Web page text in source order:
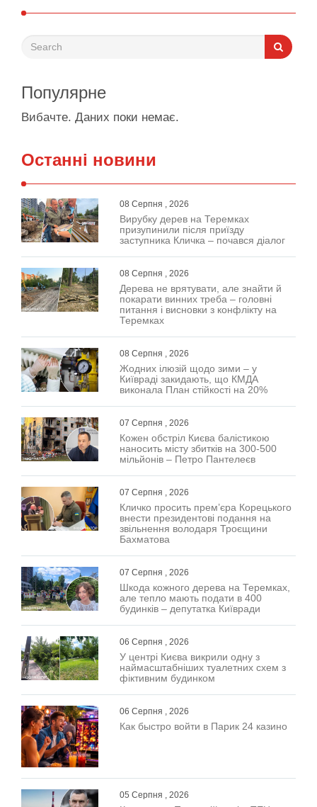
Популярне
Вибачте. Даних поки немає.
Останні новини
08 Серпня , 2026
Вирубку дерев на Теремках
призупинили після приїзду
заступника Кличка – почався діалог
08 Серпня , 2026
Дерева не врятувати, але знайти й
покарати винних треба – головні
питання і висновки з конфлікту на
Теремках
08 Серпня , 2026
Жодних ілюзій щодо зими – у
Київраді закидають, що КМДА
виконала План стійкості на 20%
07 Серпня , 2026
Кожен обстріл Києва балістикою
наносить місту збитків на 300-500
мільйонів – Петро Пантелеєв
07 Серпня , 2026
Кличко просить прем’єра Корецького
внести президентові подання на
звільнення володаря Троєщини
Бахматова
07 Серпня , 2026
Шкода кожного дерева на Теремках,
але тепло мають подати в 400
будинків – депутатка Київради
06 Серпня , 2026
У центрі Києва викрили одну з
наймасштабніших туалетних схем з
фіктивним будинком
06 Серпня , 2026
Как быстро войти в Парик 24 казино
05 Серпня , 2026